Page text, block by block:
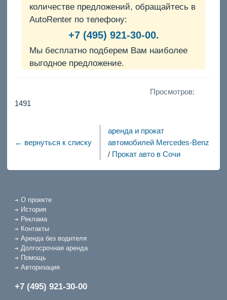
количестве предложений, обращайтесь в
AutoRenter по телефону:
+7 (495) 921-30-00.
Мы бесплатно подберем Вам наиболее
выгодное предложение.
Просмотров:
1491
← вернуться к списку
аренда и прокат
автомобилей Mercedes-Benz
/ Прокат авто в Сочи
О проекте
История
Реклама
Контакты
Аренда без водителя
Долгосрочная аренда
Помощь
Авторизация
+7 (495) 921-30-00